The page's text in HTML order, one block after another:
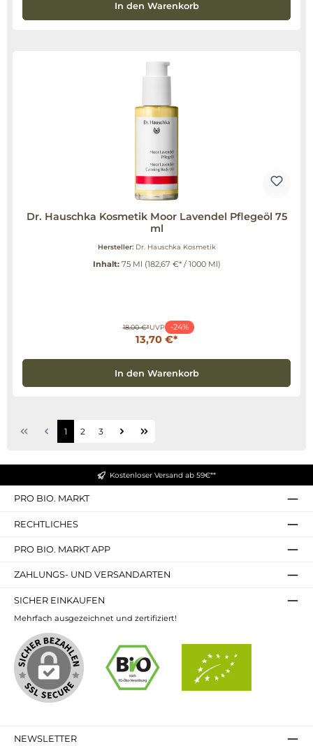
In den Warenkorb
Dr. Hauschka Kosmetik Moor Lavendel Pflegeöl 75
ml
Hersteller: Dr. Hauschka Kosmetik
Inhalt: 75 Ml (182,67 €* / 1000 Ml)
18,00 €*UVP -24%
13,70 €*
In den Warenkorb
1 2 3
Kostenloser Versand ab 59€**
PRO BIO. MARKT
RECHTLICHES
PRO BIO. MARKT APP
ZAHLUNGS- UND VERSANDARTEN
SICHER EINKAUFEN
Mehrfach ausgezeichnet und zertifiziert!
NEWSLETTER